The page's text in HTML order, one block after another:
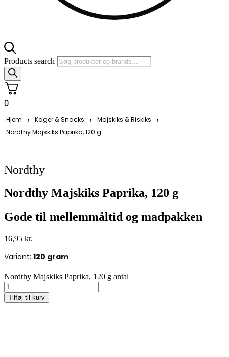
Products search
0
Hjem › Kager & Snacks › Majskiks & Riskiks ›
Nordthy Majskiks Paprika, 120 g
Nordthy
Nordthy Majskiks Paprika, 120 g
Gode til mellemmåltid og madpakken
16,95 kr.
Variant: 120 gram
Nordthy Majskiks Paprika, 120 g antal
Tilføj til kurv